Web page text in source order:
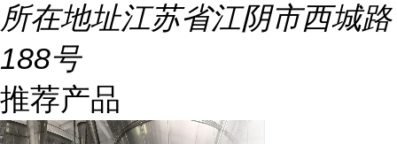
所在地址江苏省江阴市西城路
188号
推荐产品